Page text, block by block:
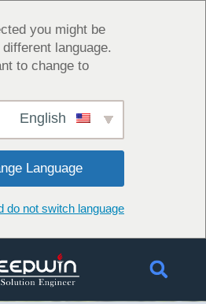
you might be
language.
to change to:
Language
do not switch language